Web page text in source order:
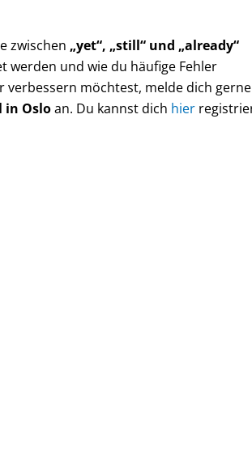
zwischen „yet“, „still“ und „already“
werden und wie du häufige Fehler
möchtest, melde dich
in Osloan. Du kannst dich hier